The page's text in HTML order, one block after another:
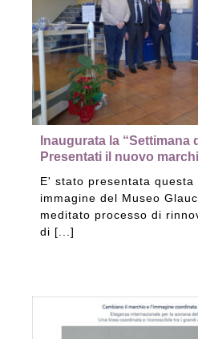
Inaugurata la “Settimana
Presentati il nuovo
E' stato presentata
immagine del Museo
meditato processo di
di [...]